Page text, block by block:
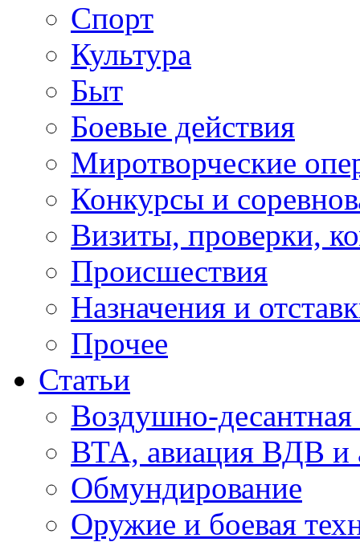
Спорт
Культура
Быт
Боевые действия
Миротворческие
Конкурсы и
Визиты, проверки,
Происшествия
Назначения и
Прочее
Статьи
Воздушно-десантная
ВТА, авиация ВДВ и
Обмундирование
Оружие и боевая